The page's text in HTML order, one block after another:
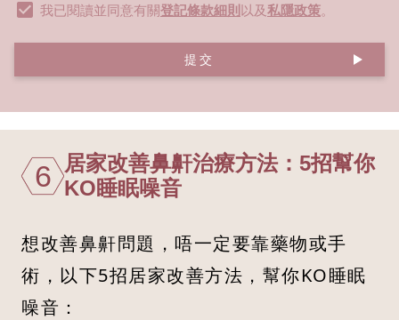
我已閱讀並同意有關登記條款細則 以及私隱政策。
提交
6
居家改善鼻鼾治療方法：5招幫你
KO睡眠噪音
想改善鼻鼾問題，唔一定要靠藥物或手
術，以下5招居家改善方法，幫你KO睡眠
噪音：